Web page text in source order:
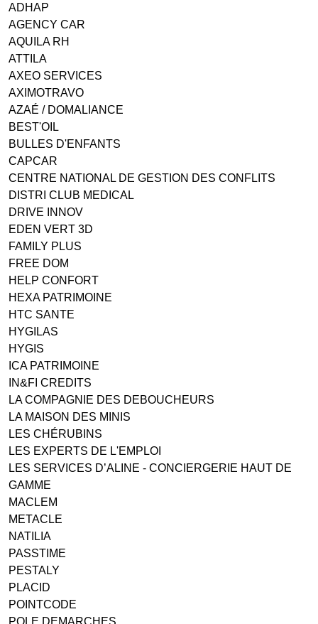
ADHAP
AGENCY CAR
AQUILA RH
ATTILA
AXEO SERVICES
AXIMOTRAVO
AZAÉ / DOMALIANCE
BEST'OIL
BULLES D'ENFANTS
CAPCAR
CENTRE NATIONAL DE GESTION DES CONFLITS
DISTRI CLUB MEDICAL
DRIVE INNOV
EDEN VERT 3D
FAMILY PLUS
FREE DOM
HELP CONFORT
HEXA PATRIMOINE
HTC SANTE
HYGILAS
HYGIS
ICA PATRIMOINE
IN&FI CREDITS
LA COMPAGNIE DES DEBOUCHEURS
LA MAISON DES MINIS
LES CHÉRUBINS
LES EXPERTS DE L'EMPLOI
LES SERVICES D’ALINE - CONCIERGERIE HAUT DE
GAMME
MACLEM
METACLE
NATILIA
PASSTIME
PESTALY
PLACID
POINTCODE
POLE DEMARCHES